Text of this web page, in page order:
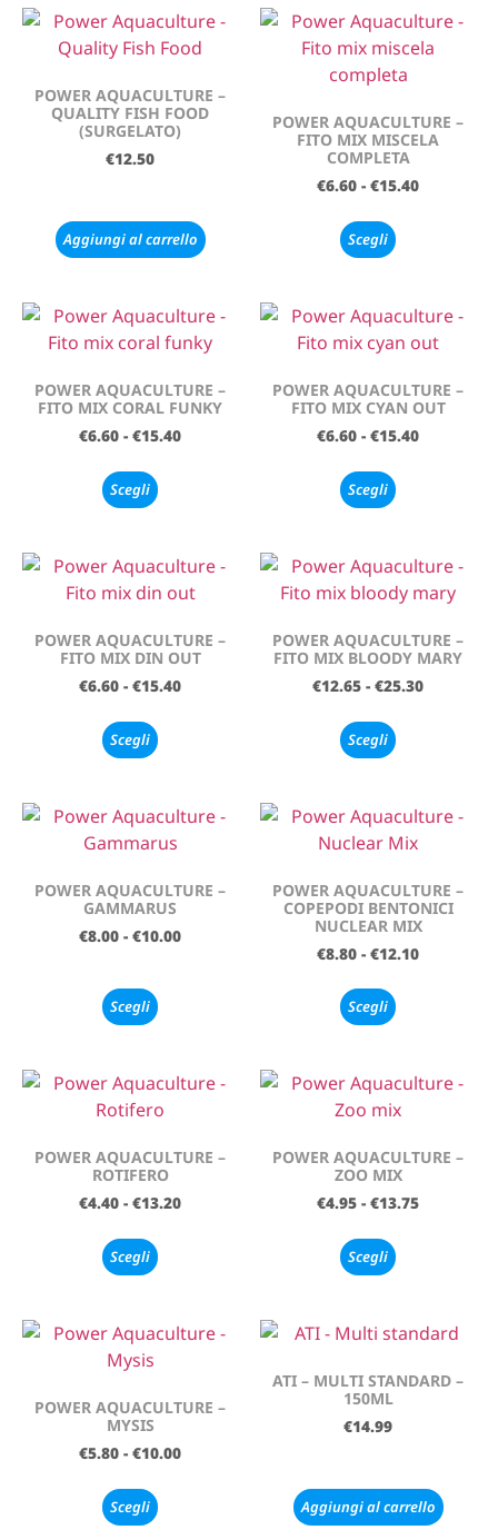
POWER AQUACULTURE –
QUALITY FISH FOOD
(SURGELATO)
€12.50
Aggiungi al carrello
POWER AQUACULTURE –
FITO MIX MISCELA
COMPLETA
€6.60 - €15.40
Scegli
POWER AQUACULTURE –
FITO MIX CORAL FUNKY
€6.60 - €15.40
Scegli
POWER AQUACULTURE –
FITO MIX CYAN OUT
€6.60 - €15.40
Scegli
POWER AQUACULTURE –
FITO MIX DIN OUT
€6.60 - €15.40
Scegli
POWER AQUACULTURE –
FITO MIX BLOODY MARY
€12.65 - €25.30
Scegli
POWER AQUACULTURE –
GAMMARUS
€8.00 - €10.00
Scegli
POWER AQUACULTURE –
COPEPODI BENTONICI
NUCLEAR MIX
€8.80 - €12.10
Scegli
POWER AQUACULTURE –
ROTIFERO
€4.40 - €13.20
Scegli
POWER AQUACULTURE –
ZOO MIX
€4.95 - €13.75
Scegli
POWER AQUACULTURE –
MYSIS
€5.80 - €10.00
Scegli
ATI – MULTI STANDARD –
150ML
€14.99
Aggiungi al carrello